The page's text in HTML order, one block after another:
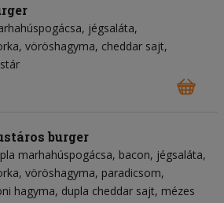
jégsaláta
vöröshagyma cheddar sajt
burger
marhahúspogácsa bacon jégsaláta
vöröshagyma paradicsom
hagyma dupla cheddar sajt mézes